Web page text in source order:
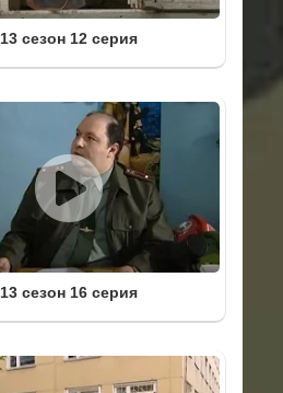
13 сезон 12 серия
13 сезон 16 серия